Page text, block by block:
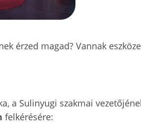
érzed magad? Vannak
a Sulinyugi szakmai
felkérésére: